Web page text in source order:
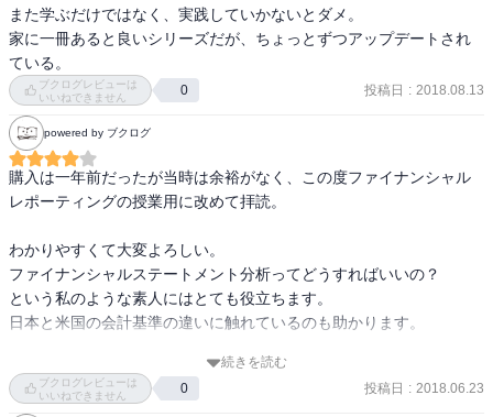
また学ぶだけではなく、実践していかないとダメ。
家に一冊あると良いシリーズだが、ちょっとずつアップデートされ
ている。
ブクログレビューは
いいねできません
0 投稿日 : 2018.08.13
powered by ブクログ
購入は一年前だったが当時は余裕がなく、この度ファイナンシャル
レポーティングの授業用に改めて拝読。
わかりやすくて大変よろしい。
ファイナンシャルステートメント分析ってどうすればいいの？
という私のような素人にはとても役立ちます。
日本と米国の会計基準の違いに触れているのも助かります。
個人的にはSolvencyあたりをもうちょっと手厚く書いてくれると嬉
しかったかな。今回のレポートの担当部分なので。笑
続きを読む
ブクログレビューは
いいねできません
0 投稿日 : 2018.06.23